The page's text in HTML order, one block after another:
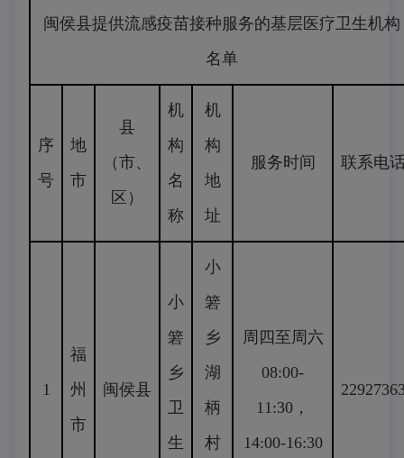
闽侯县提供流感疫苗接种服务的基层医疗卫生机构
名单
序
号
地
市
县
（市、
区）
机
构
名
称
机
构
地
址
服务时间 联系电
1
福
州
市
闽侯县
小
箬
乡
卫
生
小
箬
乡
湖
柄
村
周四至周六
08:00-
11:30，
14:00-16:30